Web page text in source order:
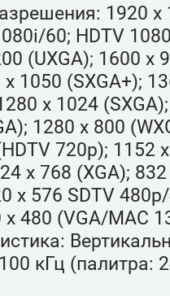
1920 x
60; HDTV
(UXGA); 1600 x
1050 (SXGA+);
x 1024
1280 x 800
720p); 1152
x 768 (XGA);
x 576 SDTV
480 (VGA/MAC
кГц (палитра: